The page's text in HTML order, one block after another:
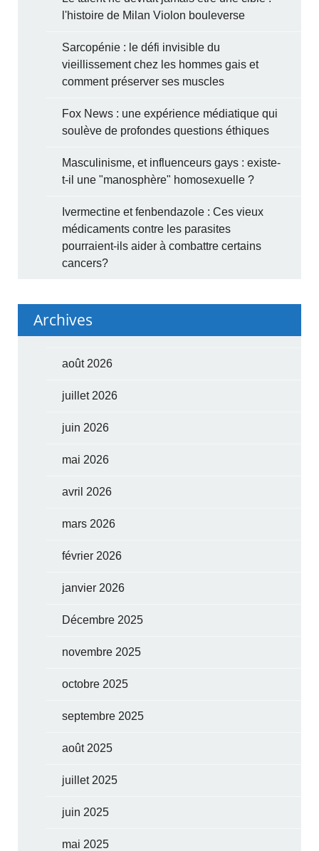
l'histoire de Milan Violon bouleverse
Sarcopénie : le défi invisible du
vieillissement chez les hommes gais et
comment préserver ses muscles
Fox News : une expérience médiatique qui
soulève de profondes questions éthiques
Masculinisme, et influenceurs gays : existe-
t-il une "manosphère" homosexuelle ?
Ivermectine et fenbendazole : Ces vieux
médicaments contre les parasites
pourraient-ils aider à combattre certains
cancers?
Archives
août 2026
juillet 2026
juin 2026
mai 2026
avril 2026
mars 2026
février 2026
janvier 2026
Décembre 2025
novembre 2025
octobre 2025
septembre 2025
août 2025
juillet 2025
juin 2025
mai 2025